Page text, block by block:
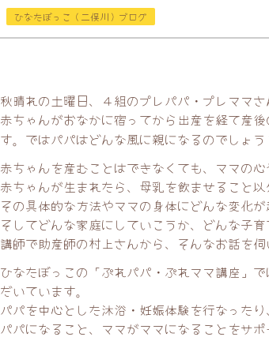
ひなたぼっこ（二俣川）ブログ
秋晴れの土曜日、４組のプレパパ・プレママさ
赤ちゃんがおなかに宿ってから出産を経て産
す。ではパパはどんな風に親になるのでしょう
赤ちゃんを産むことはできなくても、ママの
赤ちゃんが生まれたら、母乳を飲ませること以
その具体的な方法やママの身体にどんな変化
そしてどんな家庭にしていこうか、どんな子
講師で助産師の村上さんから、そんなお話を伺
ひなたぼっこの「ぷれパパ・ぷれママ講座」
だいています。
パパを中心とした沐浴・妊娠体験を行なった
パパになること、ママがママになることをサポ